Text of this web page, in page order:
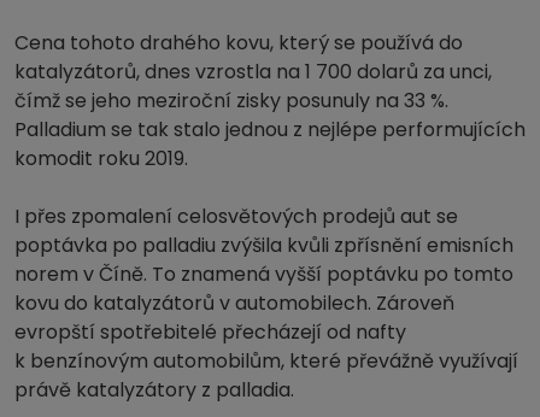
Cena tohoto drahého kovu, který se používá do
katalyzátorů, dnes vzrostla na 1 700 dolarů za unci,
čímž se jeho meziroční zisky posunuly na 33 %.
Palladium se tak stalo jednou z nejlépe performujících
komodit roku 2019.
I přes zpomalení celosvětových prodejů aut se
poptávka po palladiu zvýšila kvůli zpřísnění emisních
norem v Číně. To znamená vyšší poptávku po tomto
kovu do katalyzátorů v automobilech. Zároveň
evropští spotřebitelé přecházejí od nafty
k benzínovým automobilům, které převážně využívají
právě katalyzátory z palladia.